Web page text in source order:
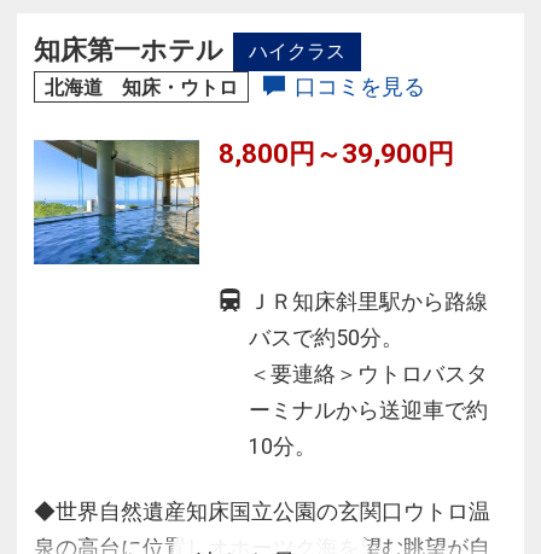
知床第一ホテル
ハイクラス
北海道 知床・ウトロ
口コミを見る
8,800円～39,900円
ＪＲ知床斜里駅から路線
バスで約50分。
＜要連絡＞ウトロバスタ
ーミナルから送迎車で約
10分。
◆世界自然遺産知床国立公園の玄関口ウトロ温
泉の高台に位置しオホーツク海を望む眺望が自